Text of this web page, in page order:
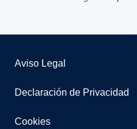
Aviso Legal
Declaración de Privacidad
Cookies